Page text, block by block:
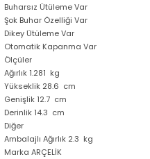
Buharsız Ütüleme Var
Şok Buhar Özelliği Var
Dikey Ütüleme Var
Otomatik Kapanma Var
Ölçüler
Ağırlık 1.281 kg
Yükseklik 28.6 cm
Genişlik 12.7 cm
Derinlik 14.3 cm
Diğer
Ambalajlı Ağırlık 2.3 kg
Marka ARÇELİK